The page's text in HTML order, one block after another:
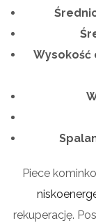
Wysokość
Piece
rekuperację.